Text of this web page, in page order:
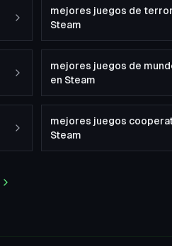
mejores juegos de
Steam
mejores juegos de
en Steam
mejores juegos
Steam